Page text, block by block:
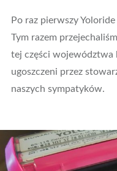
Po raz pierwszy
Tym razem
tej części województwa
ugoszczeni przez
naszych sympatyków.